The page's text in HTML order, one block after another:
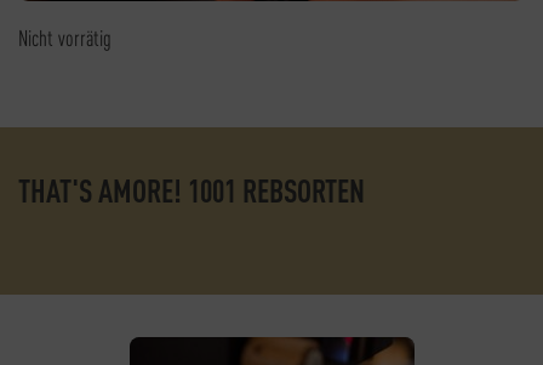
Nicht vorrätig
THAT'S AMORE! 1001 REBSORTEN